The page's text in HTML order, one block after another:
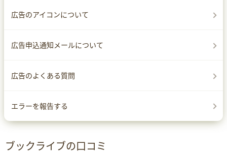
広告のアイコンについて
広告申込通知メールについて
広告のよくある質問
エラーを報告する
ブックライブの口コミ